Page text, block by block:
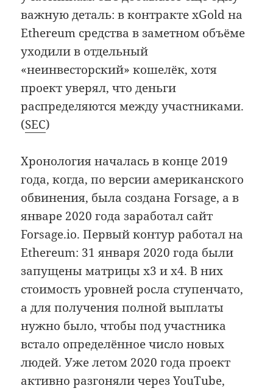
важную деталь: в контракте xGold на
Ethereum средства в заметном объёме
уходили в отдельный
«неинвесторский» кошелёк, хотя
проект уверял, что деньги
распределяются между участниками.
(SEC)
Хронология началась в конце 2019
года, когда, по версии американского
обвинения, была создана Forsage, а в
январе 2020 года заработал сайт
Forsage.io. Первый контур работал на
Ethereum: 31 января 2020 года были
запущены матрицы x3 и x4. В них
стоимость уровней росла ступенчато,
а для получения полной выплаты
нужно было, чтобы под участника
встало определённое число новых
людей. Уже летом 2020 года проект
активно разгоняли через YouTube,